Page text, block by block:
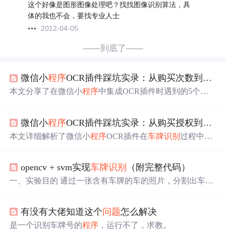
这个好像是图形图像处理吧？找找图像识别算法，具
体的我也不会，要找专业人士
2012-04-05
——到底了——
微信小程序OCR插件踩坑实录：从购买次数到 车牌
本文分享了在微信小程序中集成OCR插件时遇到的5个典
证件类型缓存问题。特别针对车牌识别 场景提供了数据解
析的最佳实践，帮助开发者避开常见陷阱，提升OCR功能
微信小程序OCR插件踩坑实录：从购买授权到 车牌
本文详细解析了微信小程序OCR插件在车牌识别过程中的
发者避免常见陷阱，提升OCR识别效率与准确性。
opencv + svm实现车牌识别 （附完整代码）
一、实验目的 通过一张含有车牌的车的照片，分割出车牌
程： 1.灰度转换：将彩色图片转换为灰度图像，常见的R=
G=B=像素平均值。 2.高斯平滑和中值滤波：去除噪声。 3.
有没有大佬知道这个问题怎么解决
是一个识别车牌号的程序 ，运行不了，求教。